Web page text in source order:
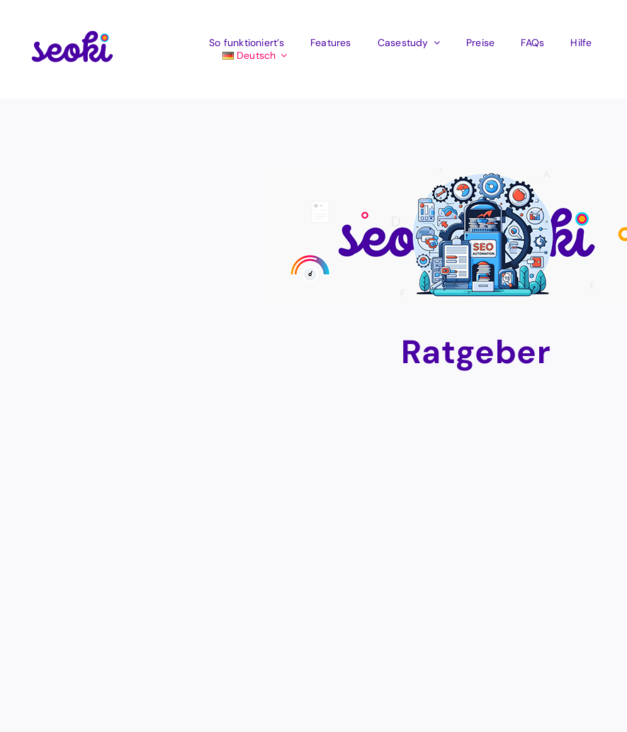
springen
So funktioniert’s Features Casestudy Preise FAQs
Hilfe
Deutsch
Ratgeber